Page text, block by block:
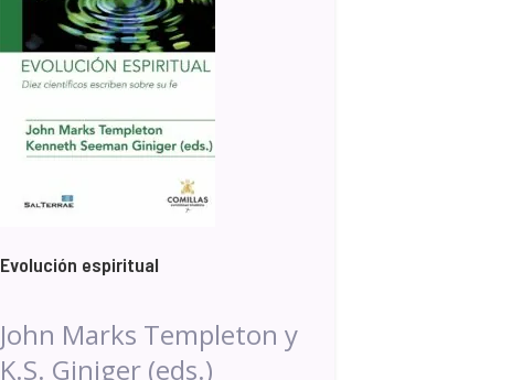
Evolución espiritual
John Marks Templeton y
K.S. Giniger (eds.)